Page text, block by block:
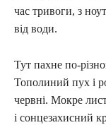
час тривоги, з
від води.
Тут пахне по-
Тополиний пух і
червні. Мокре
і сонцезахисний